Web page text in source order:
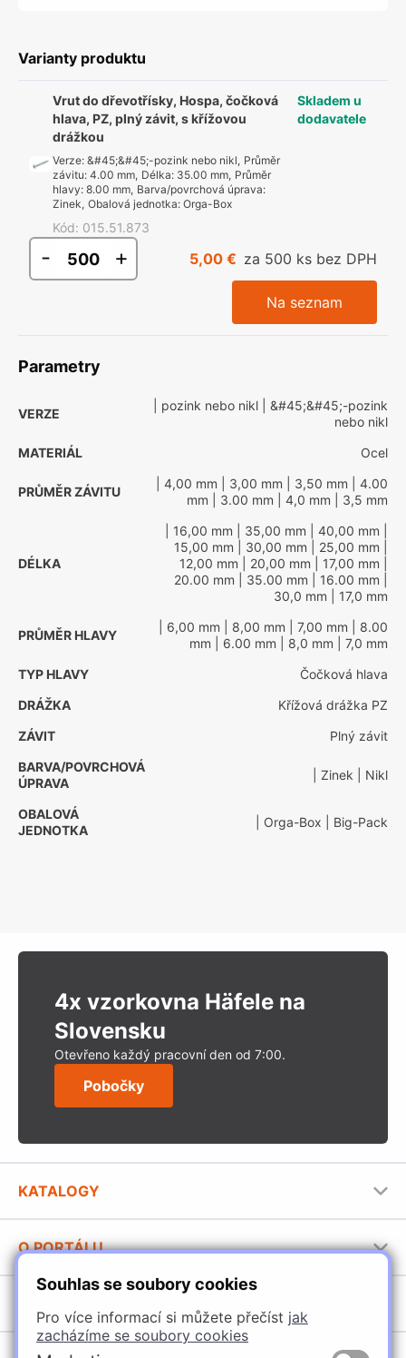
Souhlas se soubory cookies
Pro více informací si můžete přečíst jak
zacházíme se soubory cookies
Varianty produktu
Vrut do dřevotřísky, Hospa, čočková
hlava, PZ, plný závit, s křížovou
drážkou
Verze: &#45;&#45;-pozink nebo nikl, Průměr
závitu: 4.00 mm, Délka: 35.00 mm, Průměr
hlavy: 8.00 mm, Barva/povrchová úprava:
Zinek, Obalová jednotka: Orga-Box
Kód: 015.51.873
Skladem u
dodavatele
- + 5,00 € za 500 ks bez DPH
Na seznam
Parametry
VERZE
| pozink nebo nikl | &#45;&#45;-pozink
nebo nikl
MATERIÁL
Ocel
PRŮMĚR ZÁVITU
| 4,00 mm | 3,00 mm | 3,50 mm | 4.00
mm | 3.00 mm | 4,0 mm | 3,5 mm
DÉLKA
| 16,00 mm | 35,00 mm | 40,00 mm
15,00 mm | 30,00 mm | 25,00 mm
12,00 mm | 20,00 mm | 17,00 mm
20.00 mm | 35.00 mm | 16.00 mm
30,0 mm | 17,0 mm
PRŮMĚR HLAVY
| 6,00 mm | 8,00 mm | 7,00 mm | 8.00
mm | 6.00 mm | 8,0 mm | 7,0 mm
TYP HLAVY
Čočková hlava
DRÁŽKA
Křížová drážka PZ
ZÁVIT
Plný závit
BARVA/POVRCHOVÁ
ÚPRAVA
| Zinek | Nikl
OBALOVÁ
JEDNOTKA
| Orga-Box | Big-Pack
4x vzorkovna Häfele na
Slovensku
Otevřeno každý pracovní den od 7:00.
Pobočky
KATALOGY
Stavební katalog Häfele
Brožury Häfele
O PORTÁLU
Provozovatel portálu
Jak používat portál
Úchytky